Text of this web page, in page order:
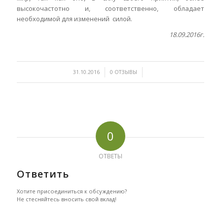
высокочастотно и, соответственно, обладает
необходимой для изменений силой.
18.09.2016г.
31.10.2016
/ 0 ОТЗЫВЫ
/
0
ОТВЕТЫ
Ответить
Хотите присоединиться к обсуждению?
Не стесняйтесь вносить свой вклад!